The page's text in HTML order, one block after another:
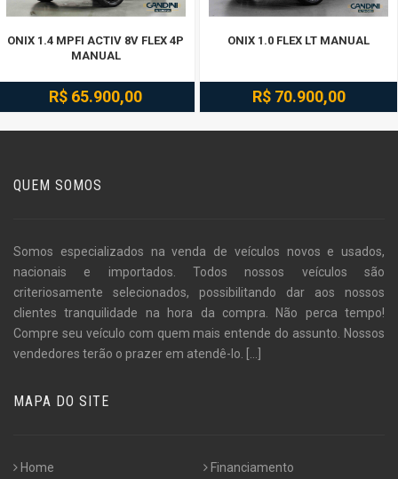
ONIX 1.4 MPFI ACTIV 8V FLEX 4P
MANUAL
R$ 65.900,00
ONIX 1.0 FLEX LT MANUAL
R$ 70.900,00
QUEM SOMOS
Somos especializados na venda de veículos novos e usados,
nacionais e importados. Todos nossos veículos são
criteriosamente selecionados, possibilitando dar aos nossos
clientes tranquilidade na hora da compra. Não perca tempo!
Compre seu veículo com quem mais entende do assunto. Nossos
vendedores terão o prazer em atendê-lo.
MAPA DO SITE
Home Financiamento